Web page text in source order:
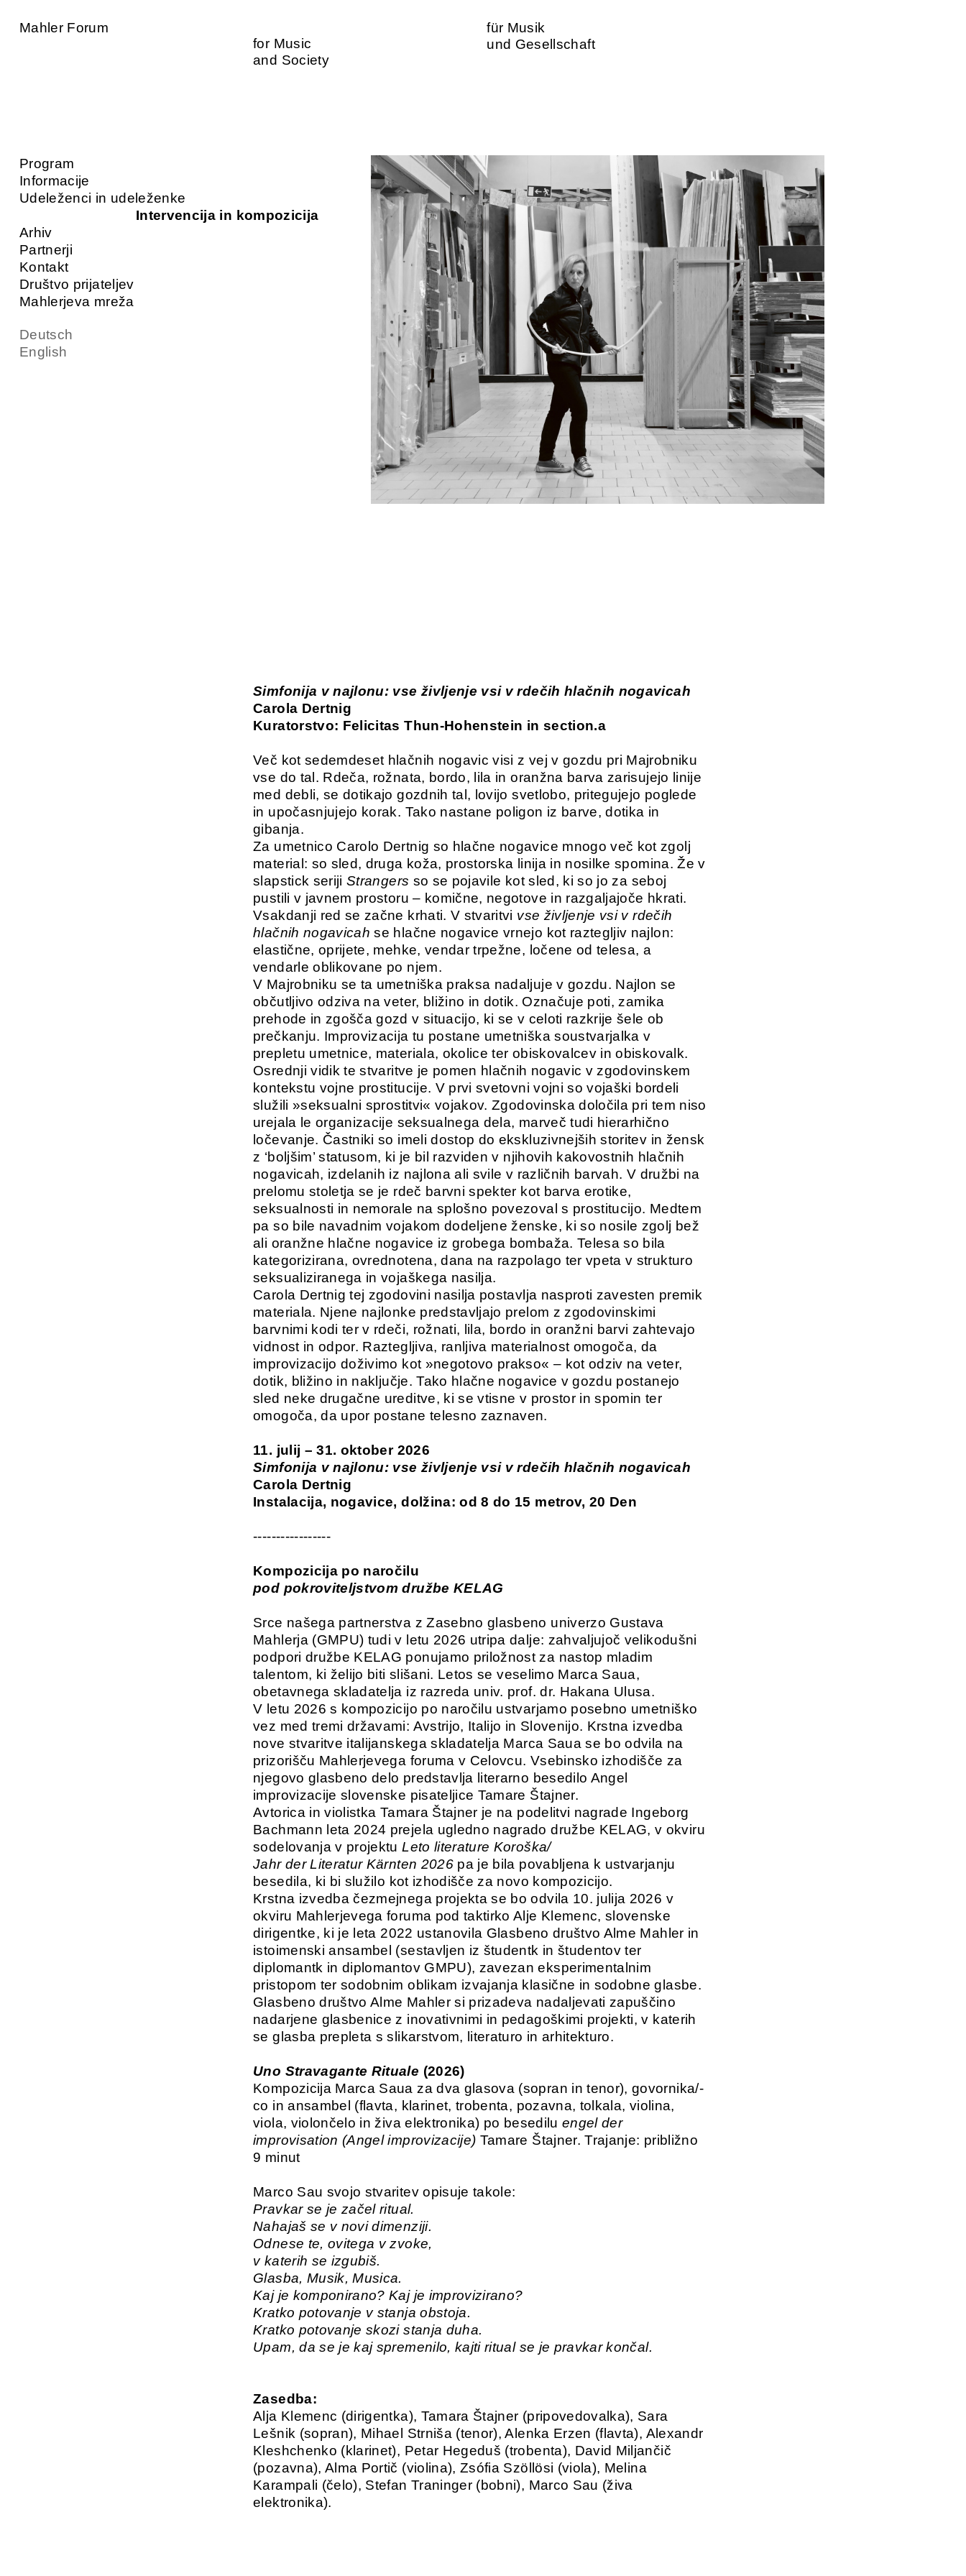
Mahler Forum
for Music
and Society
für Musik
und Gesellschaft
Program
Informacije
Udeleženci in udeleženke
Intervencija in kompozicija
Arhiv
Partnerji
Kontakt
Društvo prijateljev
Mahlerjeva mreža
Deutsch
English
Simfonija v najlonu: vse življenje vsi v rdečih hlačnih nogavicah
Carola Dertnig
Kuratorstvo: Felicitas Thun-Hohenstein in section.a
Več kot sedemdeset hlačnih nogavic visi z vej v gozdu pri Majrobniku
vse do tal. Rdeča, rožnata, bordo, lila in oranžna barva zarisujejo linije
med debli, se dotikajo gozdnih tal, lovijo svetlobo, pritegujejo poglede
in upočasnjujejo korak. Tako nastane poligon iz barve, dotika in
gibanja.
Za umetnico Carolo Dertnig so hlačne nogavice mnogo več kot zgolj
material: so sled, druga koža, prostorska linija in nosilke spomina. Že v
slapstick serijiStrangers so se pojavile kot sled, ki so jo za seboj
pustili v javnem prostoru – komične, negotove in razgaljajoče hkrati.
Vsakdanji red se začne krhati. V stvaritvi vse življenje vsi v rdečih
hlačnih nogavicah se hlačne nogavice vrnejo kot raztegljiv najlon:
elastične, oprijete, mehke, vendar trpežne, ločene od telesa, a
vendarle oblikovane po njem.
V Majrobniku se ta umetniška praksa nadaljuje v gozdu. Najlon se
občutljivo odziva na veter, bližino in dotik. Označuje poti, zamika
prehode in zgošča gozd v situacijo, ki se v celoti razkrije šele ob
prečkanju. Improvizacija tu postane umetniška soustvarjalka v
prepletu umetnice, materiala, okolice ter obiskovalcev in obiskovalk.
Osrednji vidik te stvaritve je pomen hlačnih nogavic v zgodovinskem
kontekstu vojne prostitucije. V prvi svetovni vojni so vojaški bordeli
služili »seksualni sprostitvi« vojakov. Zgodovinska določila pri tem niso
urejala le organizacije seksualnega dela, marveč tudi hierarhično
ločevanje. Častniki so imeli dostop do ekskluzivnejših storitev in žensk
z ‘boljšim’ statusom, ki je bil razviden v njihovih kakovostnih hlačnih
nogavicah, izdelanih iz najlona ali svile v različnih barvah. V družbi na
prelomu stoletja se je rdeč barvni spekter kot barva erotike,
seksualnosti in nemorale na splošno povezoval s prostitucijo. Medtem
pa so bile navadnim vojakom dodeljene ženske, ki so nosile zgolj bež
ali oranžne hlačne nogavice iz grobega bombaža. Telesa so bila
kategorizirana, ovrednotena, dana na razpolago ter vpeta v strukturo
seksualiziranega in vojaškega nasilja.
Carola Dertnig tej zgodovini nasilja postavlja nasproti zavesten premik
materiala. Njene najlonke predstavljajo prelom z zgodovinskimi
barvnimi kodi ter v rdeči, rožnati, lila, bordo in oranžni barvi zahtevajo
vidnost in odpor. Raztegljiva, ranljiva materialnost omogoča, da
improvizacijo doživimo kot »negotovo prakso« – kot odziv na veter,
dotik, bližino in naključje. Tako hlačne nogavice v gozdu postanejo
sled neke drugačne ureditve, ki se vtisne v prostor in spomin ter
omogoča, da upor postane telesno zaznaven.
11. julij – 31. oktober 2026
Simfonija v najlonu: vse življenje vsi v rdečih hlačnih nogavicah
Carola Dertnig
Instalacija, nogavice, dolžina: od 8 do 15 metrov, 20 Den
-----------------
Kompozicija po naročilu
pod pokroviteljstvom družbe KELAG
Srce našega partnerstva z Zasebno glasbeno univerzo Gustava
Mahlerja (GMPU) tudi v letu 2026 utripa dalje: zahvaljujoč velikodušni
podpori družbe KELAG ponujamo priložnost za nastop mladim
talentom, ki želijo biti slišani. Letos se veselimo Marca Saua,
obetavnega skladatelja iz razreda univ. prof. dr. Hakana Ulusa.
V letu 2026 s kompozicijo po naročilu ustvarjamo posebno umetniško
vez med tremi državami: Avstrijo, Italijo in Slovenijo. Krstna izvedba
nove stvaritve italijanskega skladatelja Marca Saua se bo odvila na
prizorišču Mahlerjevega foruma v Celovcu. Vsebinsko izhodišče za
njegovo glasbeno delo predstavlja literarno besedilo Angel
improvizacije slovenske pisateljice Tamare Štajner.
Avtorica in violistka Tamara Štajner je na podelitvi nagrade Ingeborg
Bachmann leta 2024 prejela ugledno nagrado družbe KELAG, v okviru
sodelovanja v projektuLeto literature Koroška/
Jahr der Literatur Kärnten 2026pa je bila povabljena k ustvarjanju
besedila, ki bi služilo kot izhodišče za novo kompozicijo.
Krstna izvedba čezmejnega projekta se bo odvila 10. julija 2026 v
okviru Mahlerjevega foruma pod taktirko Alje Klemenc, slovenske
dirigentke, ki je leta 2022 ustanovila Glasbeno društvo Alme Mahler in
istoimenski ansambel (sestavljen iz študentk in študentov ter
diplomantk in diplomantov GMPU), zavezan eksperimentalnim
pristopom ter sodobnim oblikam izvajanja klasične in sodobne glasbe.
Glasbeno društvo Alme Mahler si prizadeva nadaljevati zapuščino
nadarjene glasbenice z inovativnimi in pedagoškimi projekti, v katerih
se glasba prepleta s slikarstvom, literaturo in arhitekturo.
Uno Stravagante Rituale (2026)
Kompozicija Marca Saua za dva glasova (sopran in tenor), govornika/-
co in ansambel (flavta, klarinet, trobenta, pozavna, tolkala, violina,
viola, violončelo in živa elektronika) po besedilu engel der
improvisation (Angel improvizacije) Tamare Štajner. Trajanje: približno
9 minut
Marco Sau svojo stvaritev opisuje takole:
Pravkar se je začel ritual.
Nahajaš se v novi dimenziji.
Odnese te, ovitega v zvoke,
v katerih se izgubiš.
Glasba, Musik, Musica.
Kaj je komponirano? Kaj je improvizirano?
Kratko potovanje v stanja obstoja.
Kratko potovanje skozi stanja duha.
Upam, da se je kaj spremenilo, kajti ritual se je pravkar končal.
Zasedba:
Alja Klemenc (dirigentka), Tamara Štajner (pripovedovalka), Sara
Lešnik (sopran), Mihael Strniša (tenor), Alenka Erzen (flavta), Alexandr
Kleshchenko (klarinet), Petar Hegeduš (trobenta), David Miljančič
(pozavna), Alma Portič (violina), Zsófia Szöllösi (viola), Melina
Karampali (čelo), Stefan Traninger (bobni), Marco Sau (živa
elektronika).